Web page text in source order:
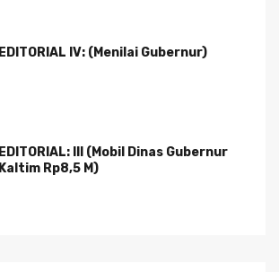
EDITORIAL IV: (Menilai Gubernur)
EDITORIAL: III (Mobil Dinas Gubernur
Kaltim Rp8,5 M)